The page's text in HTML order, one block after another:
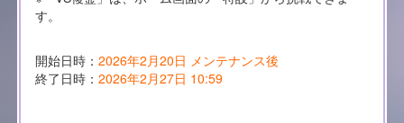
す。
開始日時： 2026年2月20日 メンテナンス後
終了日時： 2026年2月27日 10:59